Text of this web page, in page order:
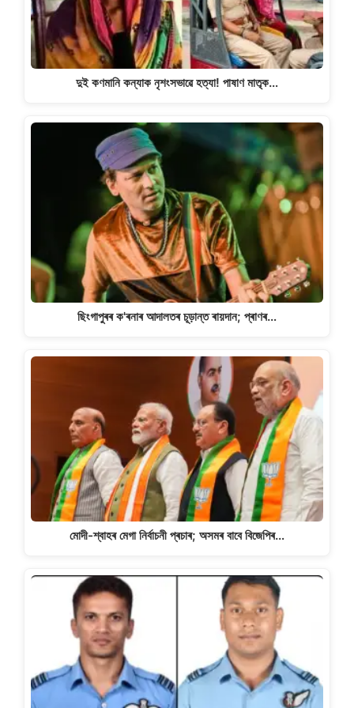
দুই কণমানি কন্যাক নৃশংসভাৱে হত্যা! পাষাণ মাতৃক…
ছিংগাপুৰৰ ক'ৰনাৰ আদালতৰ চূড়ান্ত ৰায়দান; প্ৰাণৰ…
মোদী-শ্বাহৰ মেগা নিৰ্বাচনী প্ৰচাৰ; অসমৰ বাবে বিজেপিৰ…